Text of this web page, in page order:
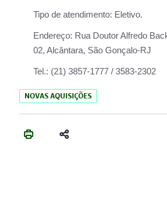
Tipo de atendimento: Eletivo.
Endereço: Rua Doutor Alfredo
02, Alcântara, São Gonçalo-RJ
Tel.: (21) 3857-1777 / 3583-2302
NOVAS AQUISIÇÕES